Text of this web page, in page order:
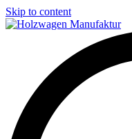
Skip to content